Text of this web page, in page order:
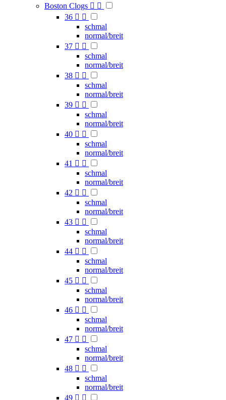
Boston Clogs  
36  
schmal
normal/breit
37  
schmal
normal/breit
38  
schmal
normal/breit
39  
schmal
normal/breit
40  
schmal
normal/breit
41  
schmal
normal/breit
42  
schmal
normal/breit
43  
schmal
normal/breit
44  
schmal
normal/breit
45  
schmal
normal/breit
46  
schmal
normal/breit
47  
schmal
normal/breit
48  
schmal
normal/breit
49  